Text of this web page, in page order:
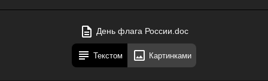
День флага России.doc
Текстом Картинками